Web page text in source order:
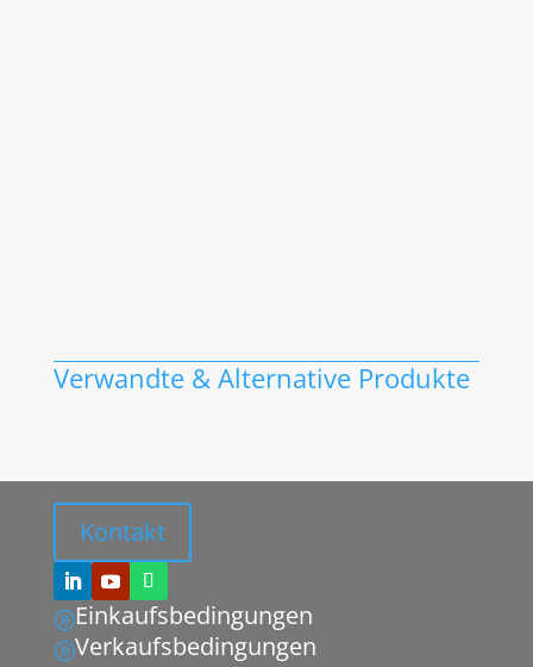
Verwandte & Alternative Produkte
AEinkaufsbedingungen
AVerkaufsbedingungen
Kontakt